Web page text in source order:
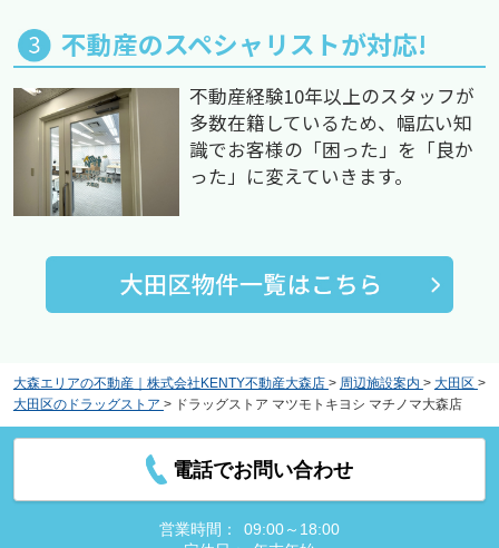
不動産のスペシャリストが対応!
不動産経験10年以上のスタッフが
多数在籍しているため、幅広い知
識でお客様の「困った」を「良か
った」に変えていきます。
大森エリアの不動産｜株式会社KENTY不動産大森店 > 周辺施設案内 > 大田区 >
大田区のドラッグストア > ドラッグストア マツモトキヨシ マチノマ大森店
電話でお問い合わせ
営業時間：
09:00～18:00